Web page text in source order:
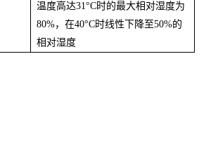
温度高达31°C时的最大相对湿度为
80%，在40°C时线性下降至50%的
相对湿度